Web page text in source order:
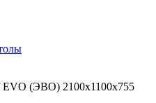
EVO (ЭВО) 2100х1100x755